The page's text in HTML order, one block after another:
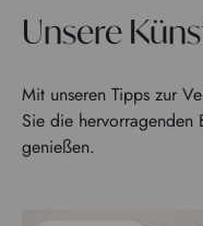
Unsere
Mit unseren Tipps zur
Sie die hervorragenden
genießen.